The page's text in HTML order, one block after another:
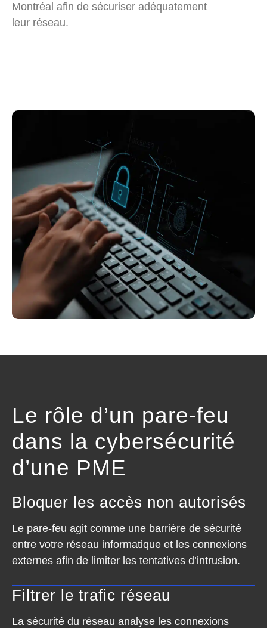
Montréal afin de sécuriser adéquatement
leur réseau.
Le rôle d’un pare-feu
dans la cybersécurité
d’une PME
Bloquer les accès non autorisés
Le pare-feu agit comme une barrière de sécurité
entre votre réseau informatique et les connexions
externes afin de limiter les tentatives d’intrusion.
Filtrer le trafic réseau
La sécurité du réseau analyse les connexions